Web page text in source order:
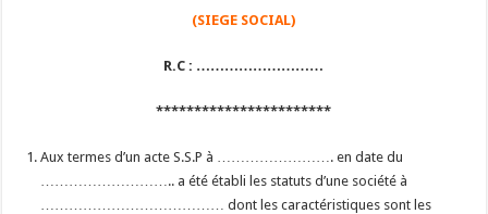
(SIEGE SOCIAL)
R.C : ………………………
***********************
Aux termes d’un acte S.S.P à ……………………. en date du
……………………….. a été établi les statuts d’une société à
………………………………… dont les caractéristiques sont les